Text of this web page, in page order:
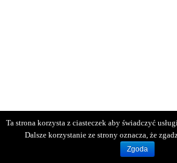
Ta strona korzysta z ciasteczek aby świadczyć
Dalsze korzystanie ze strony oznacza, że
Zgoda